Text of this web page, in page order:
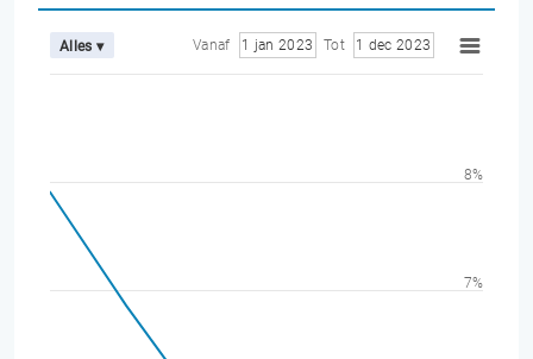
Alles ▾ Vanaf 1 jan 2023 Tot 1 dec 2023
7%
8%